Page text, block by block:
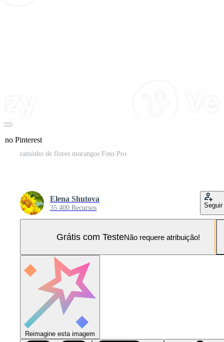
no Pinterest
raminho de flores morangos Foto Pro
Elena Shutova
35.400 Recursos Seguir
Grátis com TesteNão requere atribuição!
Reimagine esta imagem